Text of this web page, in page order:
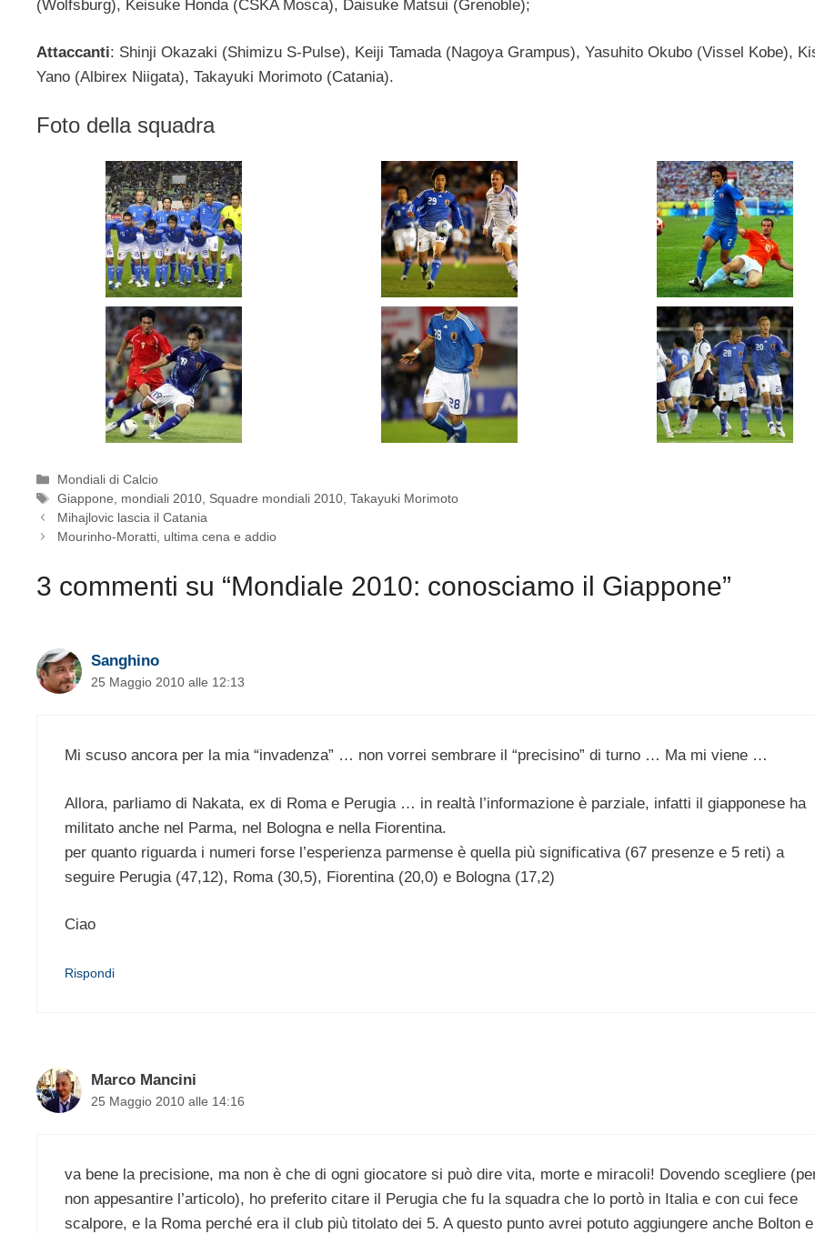
(Wolfsburg), Keisuke Honda (CSKA Mosca), Daisuke Matsui (Grenoble);
Attaccanti: Shinji Okazaki (Shimizu S-Pulse), Keiji Tamada (Nagoya Grampus), Yasuhito Okubo (Vissel Kobe),
Yano (Albirex Niigata), Takayuki Morimoto (Catania).
Foto della squadra
Categorie
Mondiali di Calcio
Tag
Giappone, mondiali 2010, Squadre mondiali 2010,Takayuki Morimoto
Mihajlovic lascia il Catania
Mourinho-Moratti, ultima cena e addio
3 commenti su “Mondiale 2010: conosciamo il Giappone”
Sanghino
25 Maggio 2010 alle 12:13
Mi scuso ancora per la mia “invadenza” … non vorrei sembrare il “precisino” di turno … Ma mi viene …
Allora, parliamo di Nakata, ex di Roma e Perugia … in realtà l’informazione è parziale, infatti il giapponese ha
militato anche nel Parma, nel Bologna e nella Fiorentina.
per quanto riguarda i numeri forse l’esperienza parmense è quella più significativa (67 presenze e 5 reti) a
seguire Perugia (47,12), Roma (30,5), Fiorentina (20,0) e Bologna (17,2)
Ciao
Rispondi
Marco Mancini
25 Maggio 2010 alle 14:16
va bene la precisione, ma non è che di ogni giocatore si può dire vita, morte e miracoli! Dovendo scegliere
non appesantire l’articolo), ho preferito citare il Perugia che fu la squadra che lo portò in Italia e con cui fece
scalpore, e la Roma perché era il club più titolato dei 5. A questo punto avrei potuto aggiungere anche Bolton e